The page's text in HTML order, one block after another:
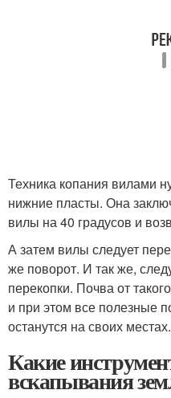
Техника копания вилами
нижние пласты. Она
вилы на 40 градусов и
А затем вилы следует
же поворот. И так же,
перекопки. Почва от
и при этом все полезные
останутся на своих местах.
Какие
вскапывания